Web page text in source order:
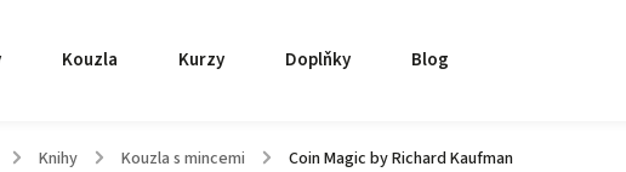
Kouzla Kurzy Doplňky Blog
/ Knihy / Kouzla s mincemi / Coin Magic by Richard Kaufman